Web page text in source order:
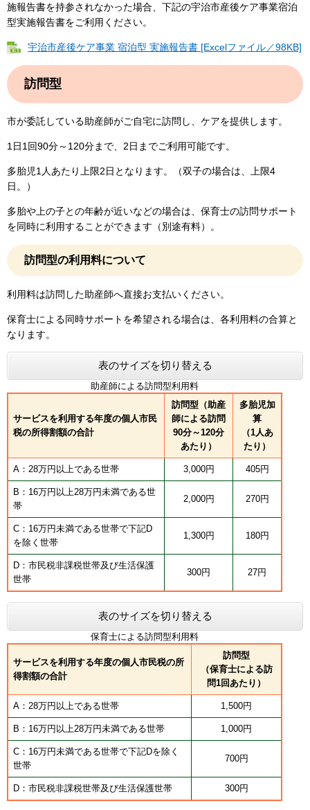
施報告書を持参されなかった場合、下記の宇治市産後ケア事業宿泊
型実施報告書をご利用ください。
宇治市産後ケア事業 宿泊型 実施報告書 [Excelファイル／98KB]
訪問型
市が委託している助産師がご自宅に訪問し、ケアを提供します。
1日1回90分～120分まで、2日までご利用可能です。
多胎児1人あたり上限2日となります。（双子の場合は、上限4
日。）
多胎や上の子との年齢が近いなどの場合は、保育士の訪問サポート
を同時に利用することができます（別途有料）。
訪問型の利用料について
利用料は訪問した助産師へ直接お支払いください。
保育士による同時サポートを希望される場合は、各利用料の合算と
なります。
表のサイズを切り替える
助産師による訪問型利用料
サービスを利用する年度の個人市民
税の所得割額の合計
訪問型（助産
師による訪問
90分～120分
あたり）
多胎児加
算
（1人あ
たり）
A：28万円以上である世帯 3,000円 405円
B：16万円以上28万円未満である世
帯
2,000円 270円
C：16万円未満である世帯で下記D
を除く世帯
1,300円 180円
D：市民税非課税世帯及び生活保護
世帯
300円 27円
表のサイズを切り替える
保育士による訪問型利用料
サービスを利用する年度の個人市民税の所
得割額の合計
訪問型
（保育士による訪
問1回あたり）
A：28万円以上である世帯 1,500円
B：16万円以上28万円未満である世帯 1,000円
C：16万円未満である世帯で下記Dを除く
世帯
700円
D：市民税非課税世帯及び生活保護世帯 300円